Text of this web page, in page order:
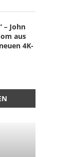
– John
aus
4K-